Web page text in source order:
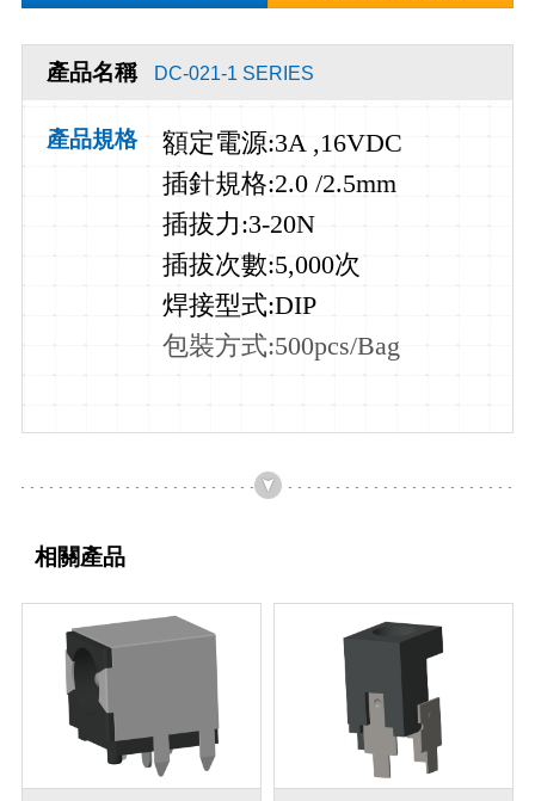
產品名稱 DC-021-1 SERIES
產品規格 額定電源:3A ,16VDC
插針規格:2.0 /2.5mm
插拔力:3-20N
插拔次數:5,000次
焊接型式:DIP
包裝方式:500pcs/Bag
相關產品